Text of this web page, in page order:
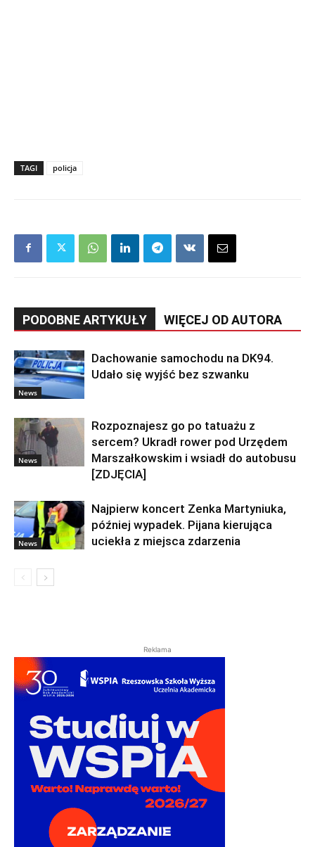
TAGI policja
PODOBNE ARTYKUŁY WIĘCEJ OD AUTORA
News
Dachowanie samochodu na DK94.
Udało się wyjść bez szwanku
News
Rozpoznajesz go po tatuażu z
sercem? Ukradł rower pod Urzędem
Marszałkowskim i wsiadł do autobusu
[ZDJĘCIA]
News
Najpierw koncert Zenka Martyniuka,
później wypadek. Pijana kierująca
uciekła z miejsca zdarzenia
Reklama